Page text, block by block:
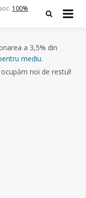
100%
a 3,5% din
mediu.
noi de restul!